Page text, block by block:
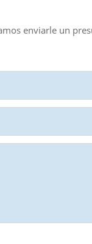
enviarle un